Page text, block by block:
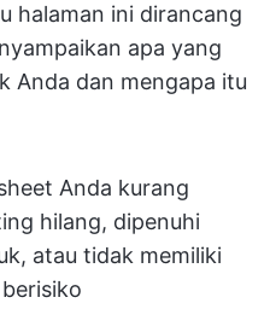
halaman ini dirancang
apa yang
Anda dan mengapa itu
Anda kurang
hilang, dipenuhi
atau tidak memiliki